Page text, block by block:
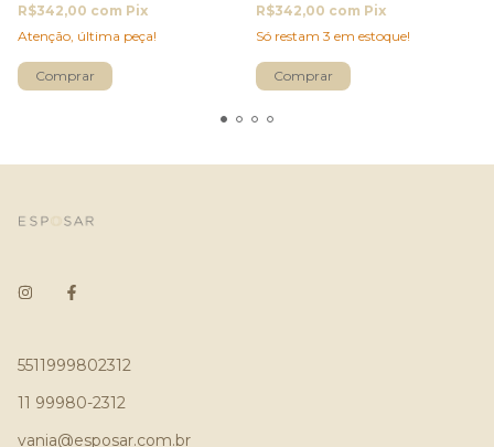
R$342,00 com Pix
Atenção, última peça!
R$342,00 com Pix
Só restam 3 em estoque!
5511999802312
11 99980-2312
vania@esposar.com.br